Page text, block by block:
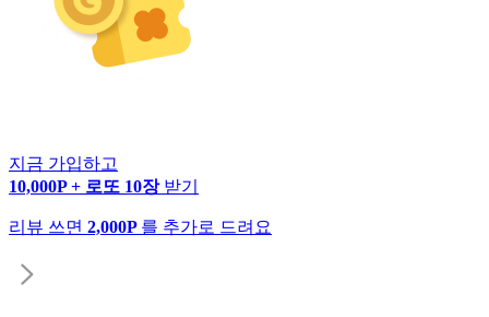
지금 가입하고
10,000P + 로또 10장 받기
리뷰 쓰면 2,000P 를 추가로 드려요